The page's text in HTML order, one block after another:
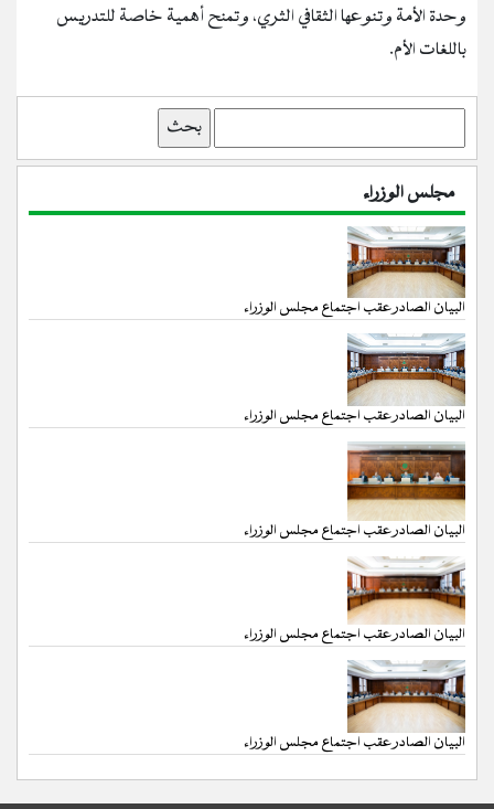
وحدة الأمة وتنوعها الثقافي الثري، وتمنح أهمية خاصة للتدريس
باللغات الأم.
مجلس الوزراء
البيان الصادر عقب اجتماع مجلس الوزراء
البيان الصادر عقب اجتماع مجلس الوزراء
البيان الصادر عقب اجتماع مجلس الوزراء
البيان الصادر عقب اجتماع مجلس الوزراء
البيان الصادر عقب اجتماع مجلس الوزراء